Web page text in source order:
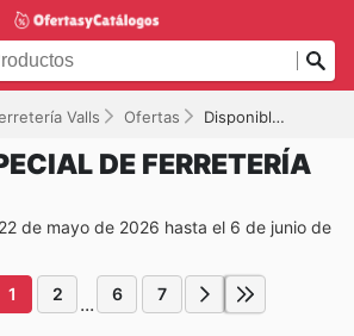
Valls Ofertas Disponible hasta el 06/06/2026
DE FERRETERÍA
de mayo de 2026 hasta el 6 de junio de
1 2 ... 6 7